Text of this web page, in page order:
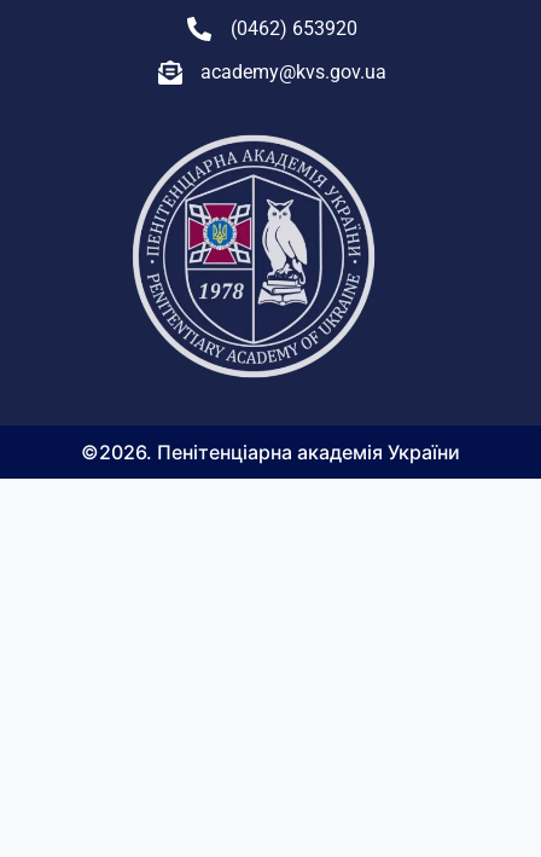
(0462) 653920
academy@kvs.gov.ua
©2026. Пенітенціарна академія України